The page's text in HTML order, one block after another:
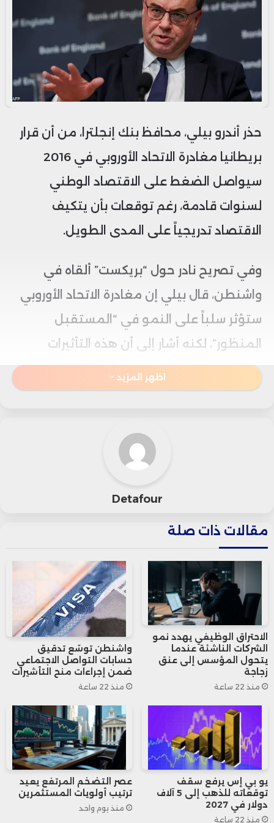
حذر أندرو بيلي، محافظ بنك إنجلترا، من أن قرار
بريطانيا مغادرة الاتحاد الأوروبي في 2016
سيواصل الضغط على الاقتصاد الوطني
لسنوات قادمة، رغم توقعات بأن يتكيف
الاقتصاد تدريجياً على المدى الطويل.
وفي تصريح نادر حول “بريكست” ألقاه في
واشنطن، قال بيلي إن مغادرة الاتحاد الأوروبي
ستؤثر سلباً على النمو في “المستقبل
المنظور”، لكنه أشار إلى أن هذه التأثيرات
ستتلاشى تدريجياً مع مرور الوقت.
انفتاحاً، تتقلص فرص النمو، لكن التجارة تعيد
تشكيل نفسها بمرور الزمن، ويبدو أن هذا ما
البريطاني يواجه سلسلة من الصدمات
الهيكلية تشمل جائحة كورونا، الحرب الروسية
بالإضافة إلى تحديات مرتبطة بتباطؤ الإنتاجية
وشيخوخة السكان.
وتشير تقديرات المكتب الحكومي للمسؤولية
المالية إلى أن “بريكست” خفّض الناتج المحلي
الإجمالي البريطاني بنسبة دائمة تصل إلى 4%.
وأوضح بيلي أن إمكانات النمو في المملكة
المتحدة تباطأت إلى 1.5% سنوياً خلال السنوات
الـ15 الماضية، مقارنة بـ2.5% في العقدين
السابقين، مما انعكس سلباً على المالية
اظهر المزيد
Detafour
مقالات ذات صلة
الاحتراق الوظيفي يهدد نمو
الشركات الناشئة عندما
يتحول المؤسس إلى عنق
زجاجة
منذ 22 ساعة
واشنطن توسّع تدقيق
حسابات التواصل الاجتماعي
ضمن إجراءات منح التأشيرات
منذ 22 ساعة
يو بي إس يرفع سقف
توقعاته للذهب إلى 5 آلاف
دولار في 2027
منذ 22 ساعة
عصر التضخم المرتفع يعيد
ترتيب أولويات المستثمرين
منذ يوم واحد